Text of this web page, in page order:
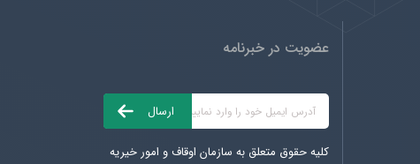
عضویت در خبرنامه
کلیه حقوق متعلق به سازمان اوقاف و امور خیریه